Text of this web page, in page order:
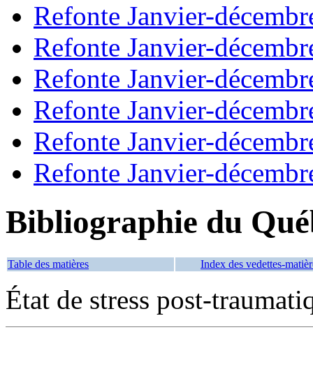
Refonte Janvier-
Refonte Janvier-
Refonte Janvier-
Refonte Janvier-
Refonte Janvier-
Refonte Janvier-
Bibliographie du
Table des matières Index des vedettes-
État de stress post-